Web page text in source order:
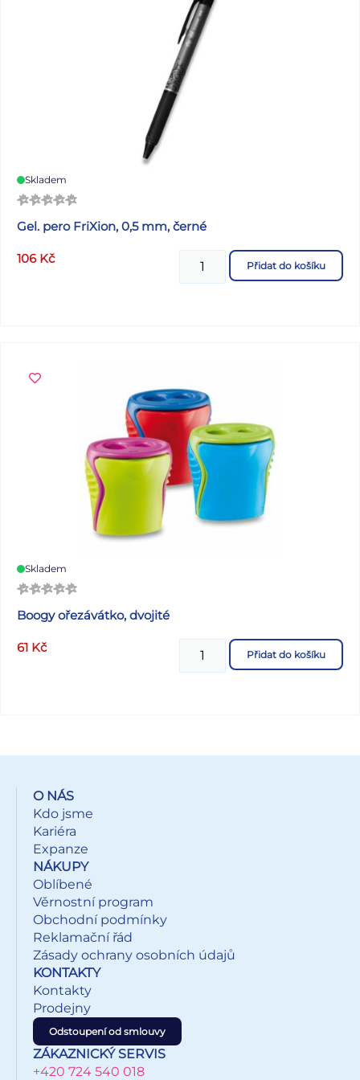
Skladem
Gel. pero FriXion, 0,5 mm, černé
106 Kč Přidat do košíku
Skladem
Boogy ořezávátko, dvojité
61 Kč Přidat do košíku
O NÁS
Kdo jsme
Kariéra
Expanze
NÁKUPY
Oblíbené
Věrnostní program
Obchodní podmínky
Reklamační řád
Zásady ochrany osobních údajů
KONTAKTY
Kontakty
Prodejny
Odstoupení od smlouvy
ZÁKAZNICKÝ SERVIS
+420 724 540 018